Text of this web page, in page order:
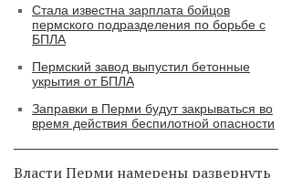
Стала известна зарплата бойцов
пермского подразделения по борьбе с
БПЛА
Пермский завод выпустил бетонные
укрытия от БПЛА
Заправки в Перми будут закрываться во
время действия беспилотной опасности
Власти Перми намерены развернуть